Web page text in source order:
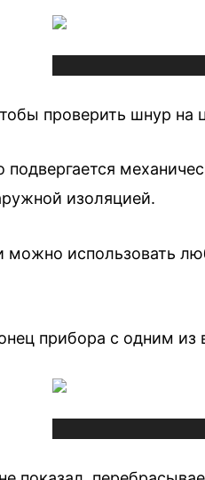
проверить шнур
подвергается
изоляцией.
можно использовать
прибора с одним из